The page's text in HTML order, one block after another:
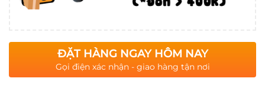
ĐẶT HÀNG NGAY HÔM NAY
Gọi điện xác nhận - giao hàng tận nơi